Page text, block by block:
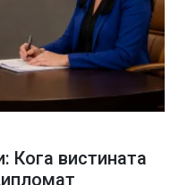
Кога вистината